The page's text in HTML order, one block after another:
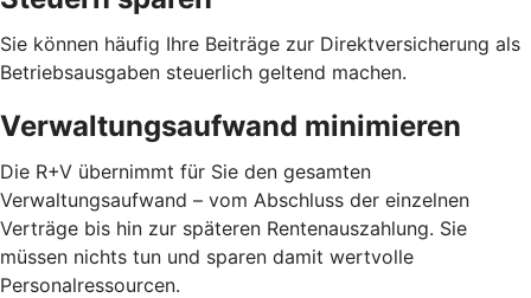
Sie können häufig Ihre Beiträge zur Direktversicherung als
Betriebsausgaben steuerlich geltend machen.
Verwaltungsaufwand minimieren
Die R+V übernimmt für Sie den gesamten
Verwaltungsaufwand – vom Abschluss der einzelnen
Verträge bis hin zur späteren Rentenauszahlung. Sie
müssen nichts tun und sparen damit wertvolle
Personalressourcen.